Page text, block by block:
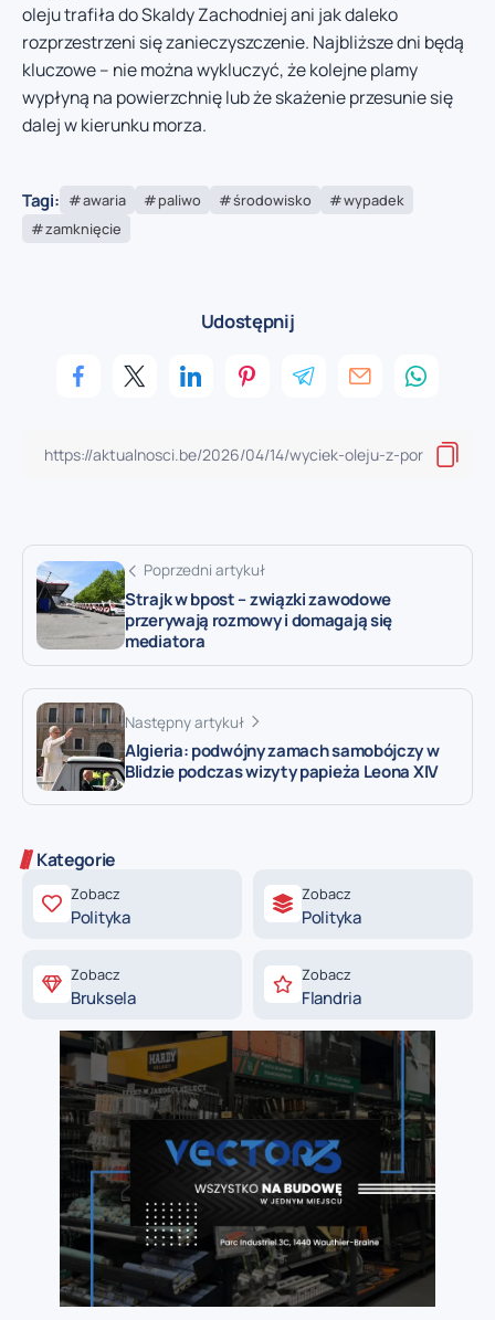
oleju trafiła do Skaldy Zachodniej ani jak daleko
rozprzestrzeni się zanieczyszczenie. Najbliższe dni będą
kluczowe – nie można wykluczyć, że kolejne plamy
wypłyną na powierzchnię lub że skażenie przesunie się
dalej w kierunku morza.
Tagi: awaria paliwo środowisko
wypadek
zamknięcie
Udostępnij
Poprzedni artykuł
Strajk w bpost – związki zawodowe
przerywają rozmowy i domagają się
mediatora
Następny artykuł
Algieria: podwójny zamach samobójczy w
Blidzie podczas wizyty papieża Leona XIV
Kategorie
Zobacz
Polityka
Zobacz
Polityka
Zobacz
Bruksela
Zobacz
Flandria